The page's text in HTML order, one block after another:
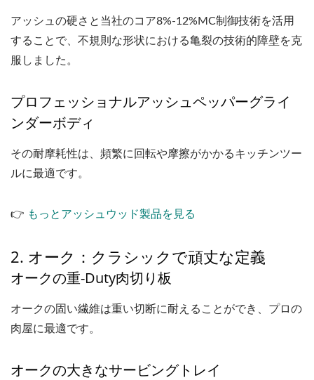
アッシュの硬さと当社のコア8%-12%MC制御技術を活用
することで、不規則な形状における亀裂の技術的障壁を克
服しました。
プロフェッショナルアッシュペッパーグライ
ンダーボディ
その耐摩耗性は、頻繁に回転や摩擦がかかるキッチンツー
ルに最適です。
👉 もっとアッシュウッド製品を見る
2. オーク：クラシックで頑丈な定義
オークの重-Duty肉切り板
オークの固い繊維は重い切断に耐えることができ、プロの
肉屋に最適です。
オークの大きなサービングトレイ